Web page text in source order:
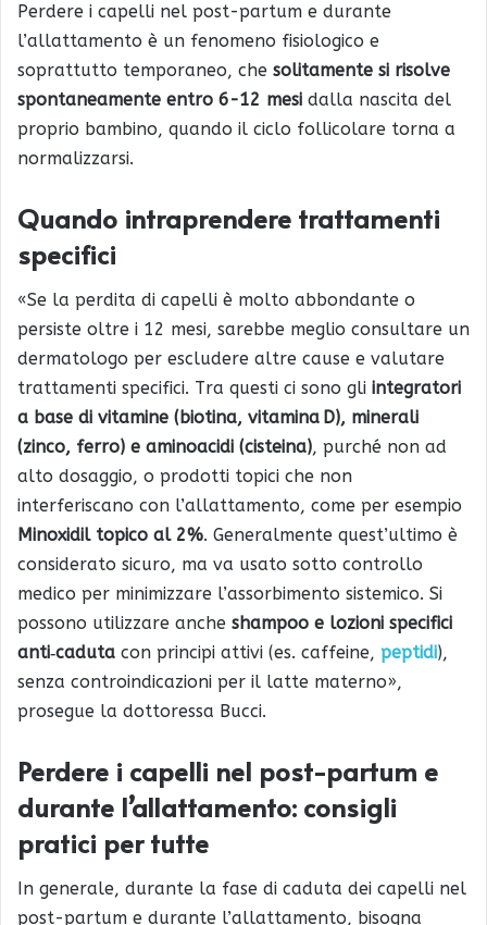
Perdere i capelli nel post-partum e durante
l’allattamento è un fenomeno fisiologico e
soprattutto temporaneo, che solitamente si risolve
spontaneamente entro 6-12 mesi dalla nascita del
proprio bambino, quando il ciclo follicolare torna a
normalizzarsi.
Quando intraprendere trattamenti
specifici
«Se la perdita di capelli è molto abbondante o
persiste oltre i 12 mesi, sarebbe meglio consultare un
dermatologo per escludere altre cause e valutare
trattamenti specifici. Tra questi ci sono gli integratori
a base di vitamine (biotina, vitamina D), minerali
(zinco, ferro) e aminoacidi (cisteina), purché non ad
alto dosaggio, o prodotti topici che non
interferiscano con l’allattamento, come per esempio
Minoxidil topico al 2%. Generalmente quest’ultimo è
considerato sicuro, ma va usato sotto controllo
medico per minimizzare l’assorbimento sistemico. Si
possono utilizzare anche shampoo e lozioni specifici
anti‑caduta con principi attivi (es. caffeine, peptidi),
senza controindicazioni per il latte materno»,
prosegue la dottoressa Bucci.
Perdere i capelli nel post-partum e
durante l’allattamento: consigli
pratici per tutte
In generale, durante la fase di caduta dei capelli nel
post-partum e durante l’allattamento, bisogna